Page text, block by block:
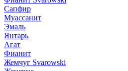
Сапфир
Муассанит
Эмаль
Янтарь
Агат
Фианит
Жемчуг Svarowski